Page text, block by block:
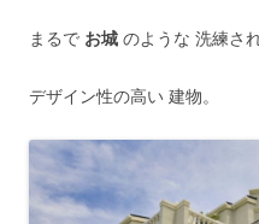
まるで お城 のような 洗練さ
デザイン性の高い 建物。